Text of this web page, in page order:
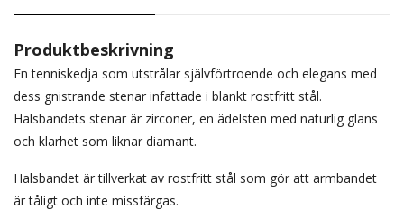
Produktbeskrivning
En tenniskedja som utstrålar självförtroende och elegans med
dess gnistrande stenar infattade i blankt rostfritt stål.
Halsbandets stenar är zirconer, en ädelsten med naturlig glans
och klarhet som liknar diamant.
Halsbandet är tillverkat av rostfritt stål som gör att armbandet
är tåligt och inte missfärgas.